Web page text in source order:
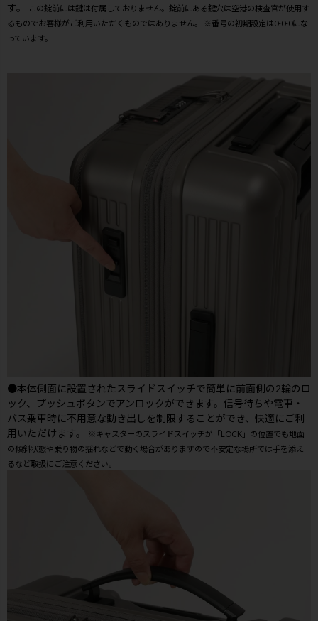
す。
この錠前には鍵は付属しておりません。錠前にある鍵穴は空港の検査官が使用す
るものでお客様がご利用いただくものではありません。 ※番号の初期設定は0-0-0にな
っています。
●本体側面に設置されたスライドスイッチで簡単に前面側の2輪のロ
ック、プッシュボタンでアンロックができます。信号待ちや電車・
バス乗車時に不用意な動き出しを制限することができ、快適にご利
用いただけます。
※キャスターのスライドスイッチが「LOCK」の位置でも地面
の傾斜状態や乗り物の揺れなどで動く場合がありますので不安定な場所では手を添え
るなど取扱にご注意ください。